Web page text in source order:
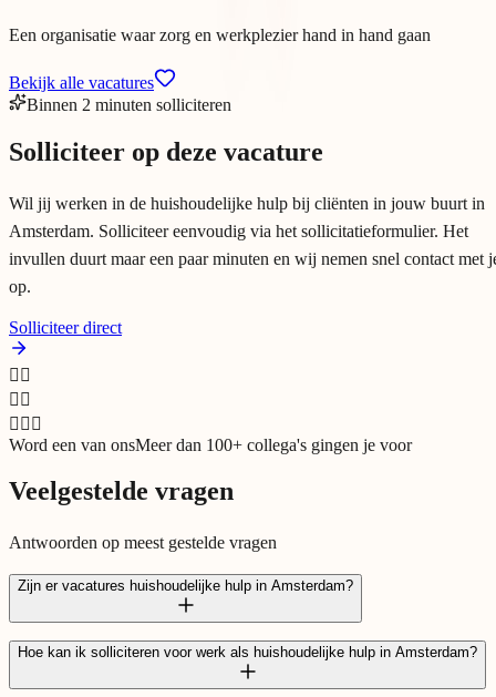
Een organisatie waar zorg en werkplezier hand in hand gaan
Bekijk alle vacatures
Binnen 2 minuten solliciteren
Solliciteer op deze vacature
Wil jij werken in de huishoudelijke hulp bij cliënten in jouw buurt in
Amsterdam. Solliciteer eenvoudig via het sollicitatieformulier. Het
invullen duurt maar een paar minuten en wij nemen snel contact met
op.
Solliciteer direct
👩‍⚕️
🧑‍⚕️
👩🏾‍⚕️
Word een van onsMeer dan 100+ collega's gingen je voor
Veelgestelde vragen
Antwoorden op meest gestelde vragen
Zijn er vacatures huishoudelijke hulp in Amsterdam?
Hoe kan ik solliciteren voor werk als huishoudelijke hulp in Amsterdam?